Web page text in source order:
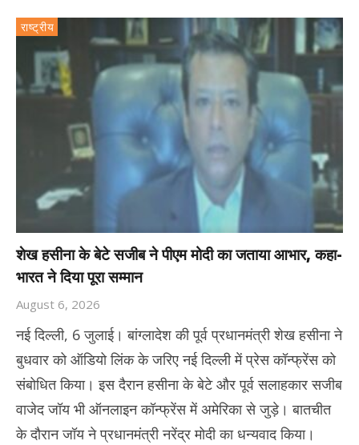
राष्ट्रीय
शेख हसीना के बेटे सजीब ने पीएम मोदी का जताया आभार, कहा-
भारत ने दिया पूरा सम्मान
August 6, 2026
नई दिल्ली, 6 जुलाई। बांग्लादेश की पूर्व प्रधानमंत्री शेख हसीना ने
बुधवार को ऑडियो लिंक के जरिए नई दिल्ली में प्रेस कॉन्फ्रेंस को
संबोधित क‍िया। इस दैरान हसीना के बेटे और पूर्व सलाहकार सजीब
वाजेद जॉय भी ऑनलाइन कॉन्फ्रेंस में अमेरिका से जुड़े। बातचीत
के दौरान जॉय ने प्रधानमंत्री नरेंद्र मोदी का धन्यवाद किया।